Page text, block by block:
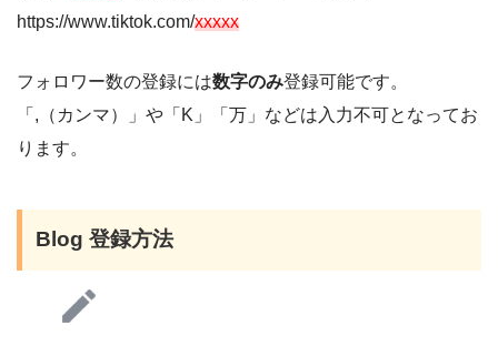
https://www.tiktok.com/xxxxx
フォロワー数の登録には数字のみ登録可能です。
「,（カンマ）」や「K」「万」などは入力不可となってお
ります。
Blog 登録方法